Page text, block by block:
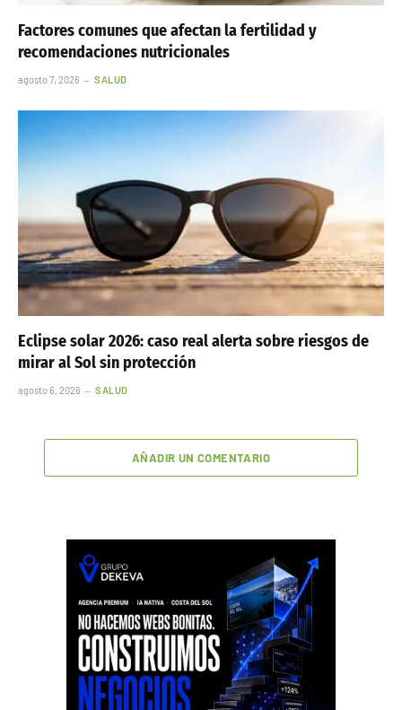
Factores comunes que afectan la fertilidad y
recomendaciones nutricionales
agosto 7, 2026 SALUD
Eclipse solar 2026: caso real alerta sobre riesgos de
mirar al Sol sin protección
agosto 6, 2026 SALUD
AÑADIR UN COMENTARIO